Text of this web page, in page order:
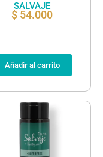
SALVAJE
$ 54.000
Añadir al carrito